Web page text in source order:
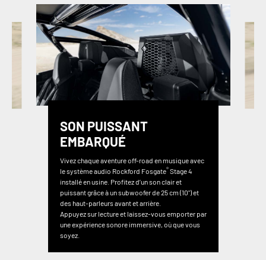
SON PUISSANT
EMBARQUÉ
Vivez chaque aventure off-road en musique avec
le système audio Rockford Fosgate®Stage 4
installé en usine. Profitez d’un son clair et
puissant grâce à un subwoofer de 25 cm (10") et
des haut-parleurs avant et arrière.
Appuyez sur lecture et laissez-vous emporter par
une expérience sonore immersive, où que vous
soyez.